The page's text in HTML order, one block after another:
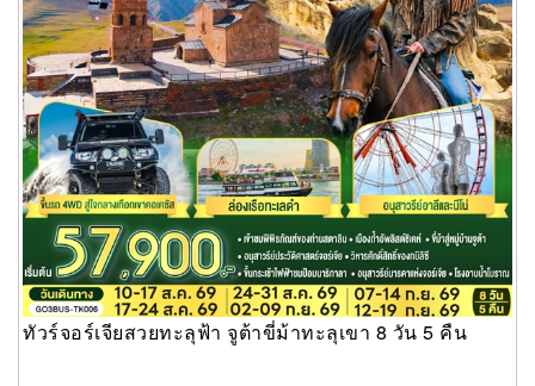
ทัวร์จอร์เจียสวยทะลุฟ้า จูต้าขี่ม้าทะลุเขา 8 วัน 5 คืน